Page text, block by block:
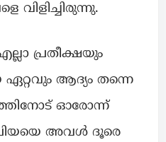
പ്രതീക്ഷയും
ഏറ്റവും ആദ്യം തന്നെ
ഓരോന്ന്
അവൾ ദൂരെ